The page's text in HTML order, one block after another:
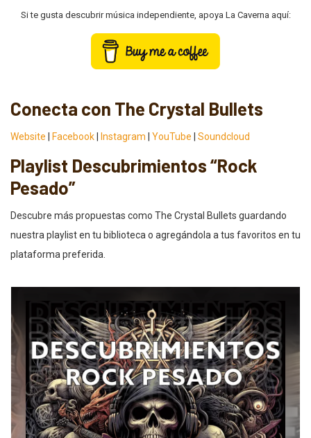
Si te gusta descubrir música independiente, apoya La Caverna aquí:
Conecta con The Crystal Bullets
Website Facebook Instagram YouTube Soundcloud
Playlist Descubrimientos “Rock
Pesado”
Descubre más propuestas como The Crystal Bullets guardando
nuestra playlist en tu biblioteca o agregándola a tus favoritos en tu
plataforma preferida.